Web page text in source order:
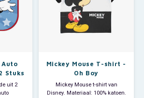
Auto
Stuks
uit 2
Mickey Mouse T-shirt -
Oh Boy
Mickey Mouse t-shirt van
Disney. Materiaal: 100% katoen.